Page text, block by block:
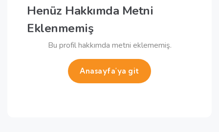
Henüz Hakkımda Metni
Eklenmemiş
Bu profil hakkımda metni eklememiş.
Anasayfa'ya git